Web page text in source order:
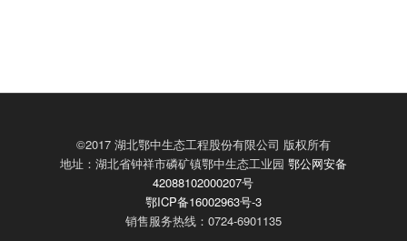
©2017 湖北鄂中生态工程股份有限公司 版权所有
地址：湖北省钟祥市磷矿镇鄂中生态工业园 鄂公网安备
42088102000207号
鄂ICP备16002963号-3
销售服务热线：0724-6901135